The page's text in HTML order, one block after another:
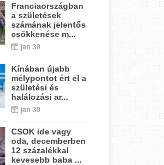
Franciaországban
a születések
számának jelentős
csökkenése m...
jan 30
Kínában újabb
mélypontot ért el a
születési és
halálozási ar...
jan 30
CSOK ide vagy
oda, decemberben
12 százalékkal
kevesebb baba ...